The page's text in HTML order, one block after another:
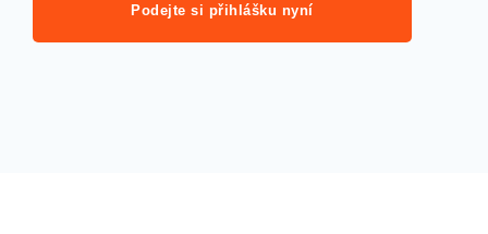
Podejte si přihlášku nyní